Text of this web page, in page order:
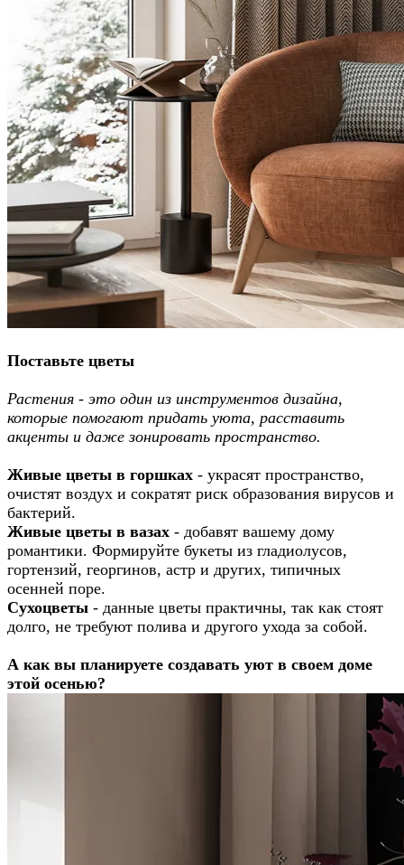
Поставьте цветы
Растения - это один из инструментов дизайна,
которые помогают придать уюта, расставить
акценты и даже зонировать пространство.
Живые цветы в горшках - украсят пространство,
очистят воздух и сократят риск образования вирусов и
бактерий.
Живые цветы в вазах - добавят вашему дому
романтики. Формируйте букеты из гладиолусов,
гортензий, георгинов, астр и других, типичных
осенней поре.
Сухоцветы - данные цветы практичны, так как стоят
долго, не требуют полива и другого ухода за собой.
А как вы планируете создавать уют в своем доме
этой осенью?